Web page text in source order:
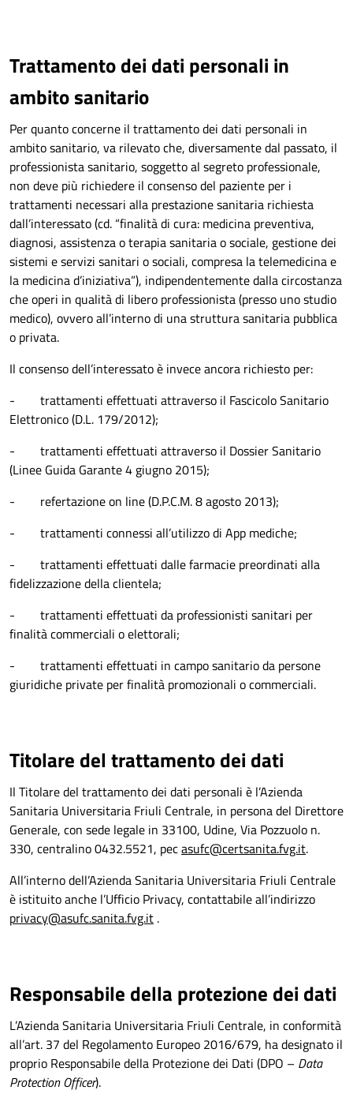
Trattamento dei dati personali in
ambito sanitario
Per quanto concerne il trattamento dei dati personali in
ambito sanitario, va rilevato che, diversamente dal passato, il
professionista sanitario, soggetto al segreto professionale,
non deve più richiedere il consenso del paziente per i
trattamenti necessari alla prestazione sanitaria richiesta
dall’interessato (cd. “finalità di cura: medicina preventiva,
diagnosi, assistenza o terapia sanitaria o sociale, gestione dei
sistemi e servizi sanitari o sociali, compresa la telemedicina e
la medicina d’iniziativa”), indipendentemente dalla circostanza
che operi in qualità di libero professionista (presso uno studio
medico), ovvero all’interno di una struttura sanitaria pubblica
o privata.
Il consenso dell’interessato è invece ancora richiesto per:
- trattamenti effettuati attraverso il Fascicolo Sanitario
Elettronico (D.L. 179/2012);
- trattamenti effettuati attraverso il Dossier Sanitario
(Linee Guida Garante 4 giugno 2015);
- refertazione on line (D.P.C.M. 8 agosto 2013);
- trattamenti connessi all’utilizzo di App mediche;
- trattamenti effettuati dalle farmacie preordinati alla
fidelizzazione della clientela;
- trattamenti effettuati da professionisti sanitari per
finalità commerciali o elettorali;
- trattamenti effettuati in campo sanitario da persone
giuridiche private per finalità promozionali o commerciali.
Titolare del trattamento dei dati
Il Titolare del trattamento dei dati personali è l’Azienda
Sanitaria Universitaria Friuli Centrale, in persona del Direttore
Generale, con sede legale in 33100, Udine, Via Pozzuolo n.
330, centralino 0432.5521, pecasufc@certsanita.fvg.it.
All’interno dell’Azienda Sanitaria Universitaria Friuli Centrale
è istituito anche l’Ufficio Privacy, contattabile all’indirizzo
privacy@asufc.sanita.fvg.it .
Responsabile della protezione dei dati
L’Azienda Sanitaria Universitaria Friuli Centrale, in conformità
all’art. 37 del Regolamento Europeo 2016/679, ha designato il
proprio Responsabile della Protezione dei Dati (DPO – Data
Protection Officer).